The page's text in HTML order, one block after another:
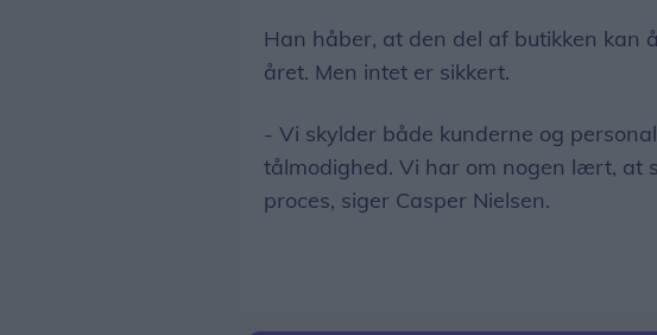
Han håber, at den del af butikken kan
året. Men intet er sikkert.
- Vi skylder både kunderne og
tålmodighed. Vi har om nogen lært, at
proces, siger Casper Nielsen.